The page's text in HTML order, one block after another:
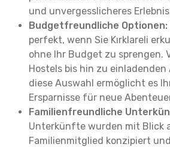
und unvergesslicheres
Budgetfreundliche Optionen:
perfekt, wenn Sie Kırklareli
ohne Ihr Budget zu sprengen.
Hostels bis hin zu
diese Auswahl ermöglicht es
Ersparnisse für neue
Familienfreundliche
Unterkünfte wurden mit Blick
Familienmitglied konzipiert